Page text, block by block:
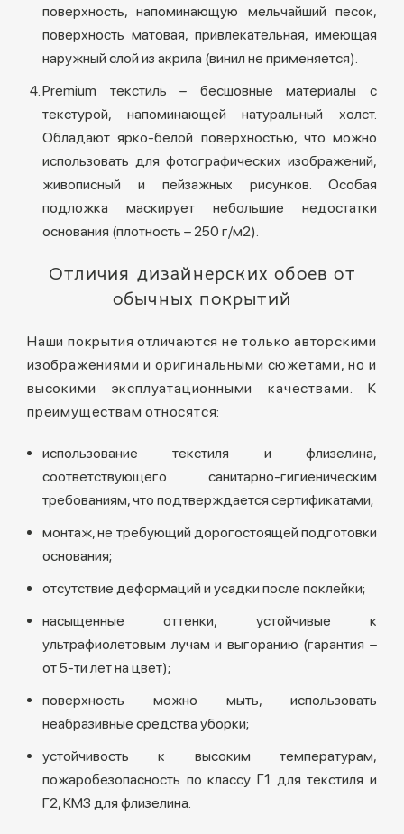
поверхность, напоминающую мельчайший песок,
поверхность матовая, привлекательная, имеющая
наружный слой из акрила (винил не применяется).
Premium текстиль – бесшовные материалы с
текстурой, напоминающей натуральный холст.
Обладают ярко-белой поверхностью, что можно
использовать для фотографических изображений,
живописный и пейзажных рисунков. Особая
подложка маскирует небольшие недостатки
основания (плотность – 250 г/м2).
Отличия дизайнерских обоев от
обычных покрытий
Наши покрытия отличаются не только авторскими
изображениями и оригинальными сюжетами, но и
высокими эксплуатационными качествами. К
преимуществам относятся:
использование текстиля и флизелина,
соответствующего санитарно-гигиеническим
требованиям, что подтверждается сертификатами;
монтаж, не требующий дорогостоящей подготовки
основания;
отсутствие деформаций и усадки после поклейки;
насыщенные оттенки, устойчивые к
ультрафиолетовым лучам и выгоранию (гарантия –
от 5-ти лет на цвет);
поверхность можно мыть, использовать
неабразивные средства уборки;
устойчивость к высоким температурам,
пожаробезопасность по классу Г1 для текстиля и
Г2, КМЗ для флизелина.